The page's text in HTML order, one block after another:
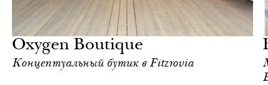
Oxygen Boutique
Концептуальный бутик в Fitzrovia